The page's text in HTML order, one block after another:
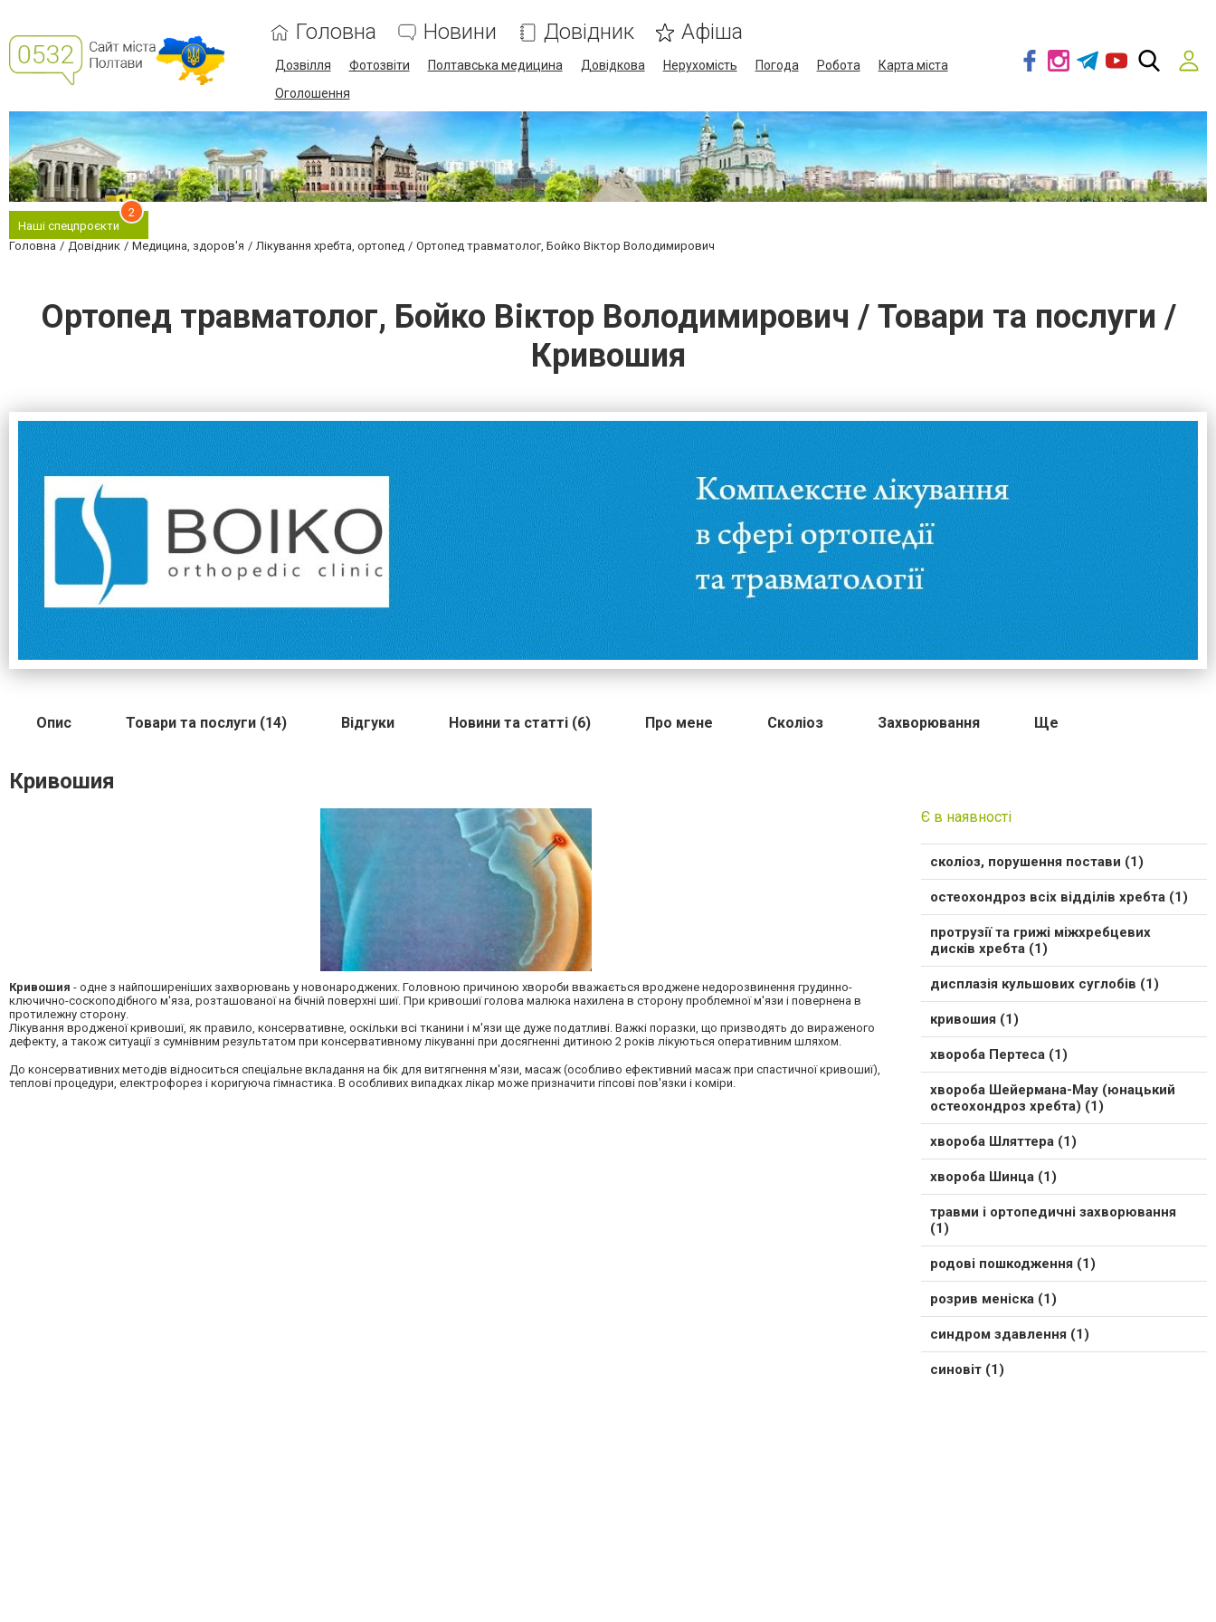
Головна Новини Довідник Афіша
Дозвілля Фотозвіти Полтавська медицина Довідкова Нерухомість Погода Робота
Карта міста
Оголошення
Наші спецпроєкти
2
Головна Довідник Медицина, здоров'я Лікування хребта, ортопед Ортопед травматолог, Бойко Віктор Володимирович
Ортопед травматолог, Бойко Віктор Володимирович / Товари та послуги /
Кривошия
Опис Товари та послуги (14) Відгуки Новини та статті (6) Про мене Сколіоз Захворювання Ще
Кривошия
Кривошия - одне з найпоширеніших захворювань у новонароджених. Головною причиною хвороби вважається вроджене недорозвинення грудинно-
ключично-соскоподібного м'яза, розташованої на бічній поверхні шиї. При кривошиї голова малюка нахилена в сторону проблемної м'язи і повернена в
протилежну сторону.
Лікування вродженої кривошиї, як правило, консервативне, оскільки всі тканини і м'язи ще дуже податливі. Важкі поразки, що призводять до вираженого
дефекту, а також ситуації з сумнівним результатом при консервативному лікуванні при досягненні дитиною 2 років лікуються оперативним шляхом.
До консервативних методів відноситься спеціальне вкладання на бік для витягнення м'язи, масаж (особливо ефективний масаж при спастичної кривошиї),
теплові процедури, електрофорез і коригуюча гімнастика. В особливих випадках лікар може призначити гіпсові пов'язки і коміри.
Є в наявності
сколіоз, порушення постави (1)
остеохондроз всіх відділів хребта (1)
протрузії та грижі міжхребцевих
дисків хребта (1)
дисплазія кульшових суглобів (1)
кривошия (1)
хвороба Пертеса (1)
хвороба Шейермана-Мау (юнацький
остеохондроз хребта) (1)
хвороба Шляттера (1)
хвороба Шинца (1)
травми і ортопедичні захворювання
(1)
родові пошкодження (1)
розрив меніска (1)
синдром здавлення (1)
синовіт (1)